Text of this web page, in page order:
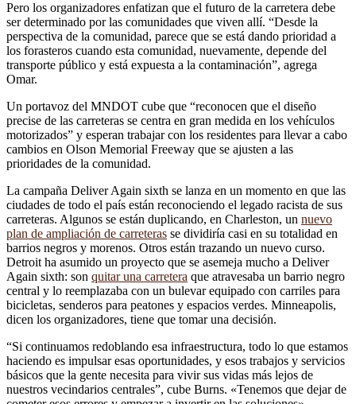
Pero los organizadores enfatizan que el futuro de la carretera debe
ser determinado por las comunidades que viven allí. “Desde la
perspectiva de la comunidad, parece que se está dando prioridad a
los forasteros cuando esta comunidad, nuevamente, depende del
transporte público y está expuesta a la contaminación”, agrega
Omar.
Un portavoz del MNDOT cube que “reconocen que el diseño
precise de las carreteras se centra en gran medida en los vehículos
motorizados” y esperan trabajar con los residentes para llevar a cabo
cambios en Olson Memorial Freeway que se ajusten a las
prioridades de la comunidad.
La campaña Deliver Again sixth se lanza en un momento en que las
ciudades de todo el país están reconociendo el legado racista de sus
carreteras. Algunos se están duplicando, en Charleston, un nuevo
plan de ampliación de carreteras se dividiría casi en su totalidad en
barrios negros y morenos. Otros están trazando un nuevo curso.
Detroit ha asumido un proyecto que se asemeja mucho a Deliver
Again sixth: son quitar una carretera que atravesaba un barrio negro
central y lo reemplazaba con un bulevar equipado con carriles para
bicicletas, senderos para peatones y espacios verdes. Minneapolis,
dicen los organizadores, tiene que tomar una decisión.
“Si continuamos redoblando esa infraestructura, todo lo que estamos
haciendo es impulsar esas oportunidades, y esos trabajos y servicios
básicos que la gente necesita para vivir sus vidas más lejos de
nuestros vecindarios centrales”, cube Burns. «Tenemos que dejar de